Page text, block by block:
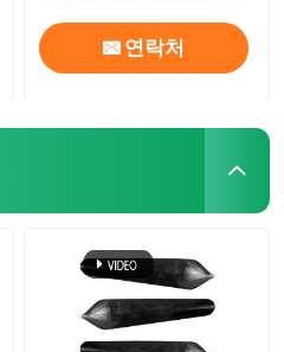
연락처